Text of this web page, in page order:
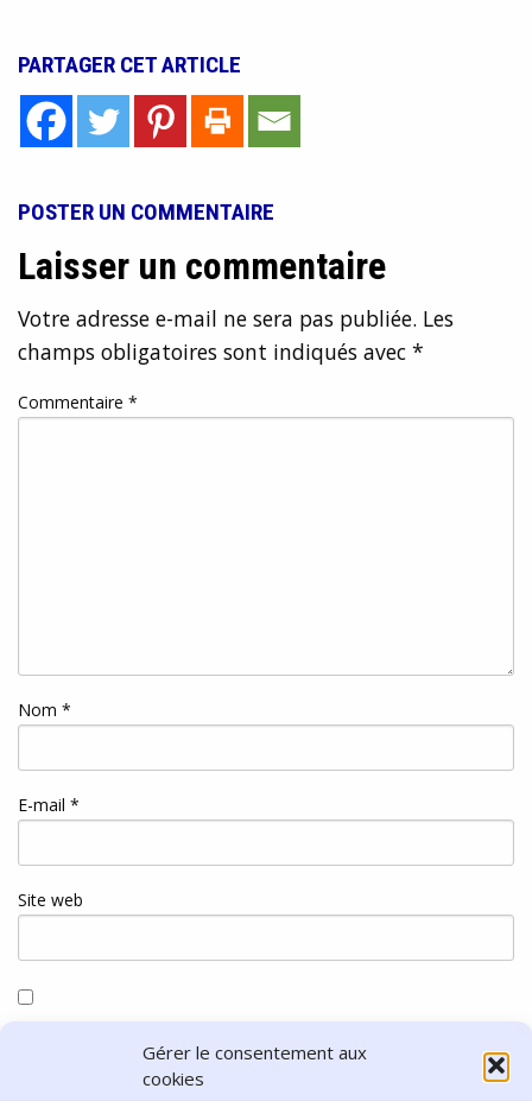
Gérer le consentement aux
cookies
PARTAGER CET ARTICLE
POSTER UN COMMENTAIRE
Laisser un commentaire
Votre adresse e-mail ne sera pas publiée. Les
champs obligatoires sont indiqués avec *
Commentaire *
Nom *
E-mail *
Site web
navigateur pour mon prochain commentaire.